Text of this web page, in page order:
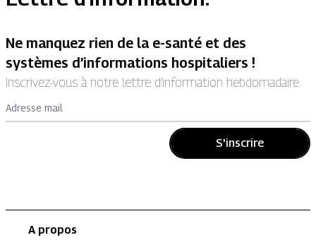
Ne manquez rien de la e-santé et des
systèmes d’informations hospitaliers !
Inscrivez-vous à notre lettre d’information hebdomadaire.
Adresse mail
S'inscrire
A propos